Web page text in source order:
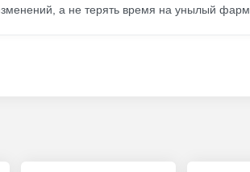
а не терять время на унылый фарм.